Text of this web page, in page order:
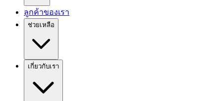
ลูกค้าของเรา
ช่วยเหลือ
เกี่ยวกับเรา